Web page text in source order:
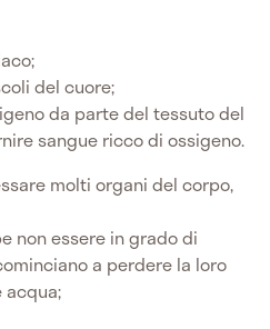
del cuore;
da parte del tessuto del
sangue ricco di ossigeno.
molti organi del corpo,
non essere in grado di
a perdere la loro
acqua;